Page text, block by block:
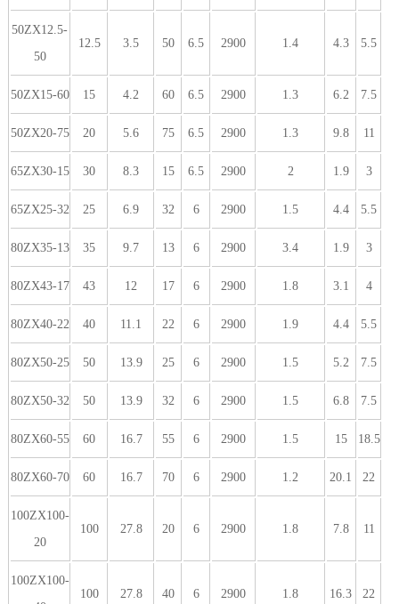
50ZX12.5-
50
12.5 3.5 50 6.5 2900 1.4 4.3 5.5
50ZX15-60 15 4.2 60 6.5 2900 1.3 6.2 7.5
50ZX20-75 20 5.6 75 6.5 2900 1.3 9.8 11
65ZX30-15 30 8.3 15 6.5 2900 2 1.9 3
65ZX25-32 25 6.9 32 6 2900 1.5 4.4 5.5
80ZX35-13 35 9.7 13 6 2900 3.4 1.9 3
80ZX43-17 43 12 17 6 2900 1.8 3.1 4
80ZX40-22 40 11.1 22 6 2900 1.9 4.4 5.5
80ZX50-25 50 13.9 25 6 2900 1.5 5.2 7.5
80ZX50-32 50 13.9 32 6 2900 1.5 6.8 7.5
80ZX60-55 60 16.7 55 6 2900 1.5 15 18.5
80ZX60-70 60 16.7 70 6 2900 1.2 20.1 22
100ZX100-
20
100 27.8 20 6 2900 1.8 7.8 11
100ZX100-
100 27.8 40 6 2900 1.8 16.3 22